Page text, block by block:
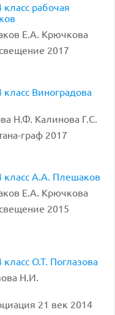
рабочая
Е.А. Крючкова
2017
Виноградова
Н.Ф. Калинова Г.С.
граф 2017
А.А. Плешаков
Е.А. Крючкова
2015
О.Т. Поглазова
Н.И.
21 век 2014